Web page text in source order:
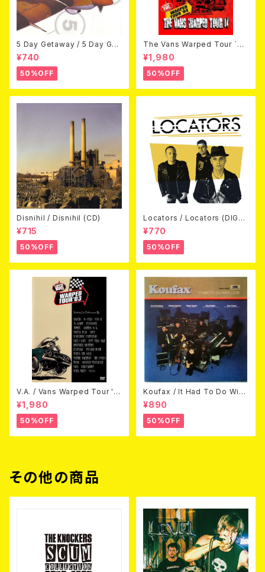
5 Day Getaway / 5 Day Get
away (CDEP)
¥740
50%OFF
The Vans Warped Tour `04
Beyond Warped (国内盤DV
D)
¥1,980
50%OFF
Disnihil / Disnihil (CD)
¥715
50%OFF
Locators / Locators (DIGPA
CK CD)
¥770
50%OFF
V.A. / Vans Warped Tour '0
3 (DVD)
¥1,980
50%OFF
Koufax / It Had To Do With
Love (CD)
¥890
50%OFF
その他の商品